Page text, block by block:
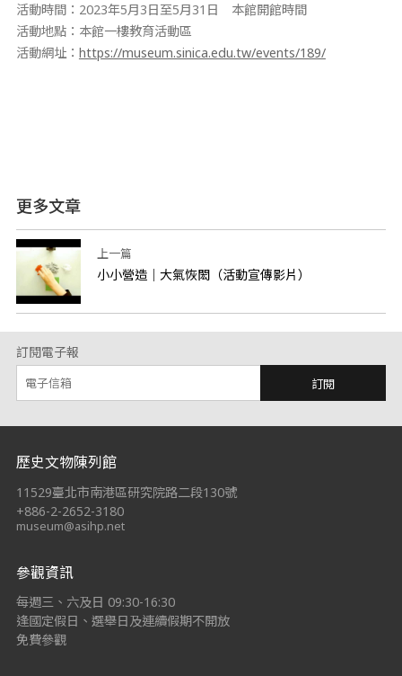
活動時間：2023年5月3日至5月31日 本館開館時間
活動地點：本館一樓教育活動區
活動網址： https://museum.sinica.edu.tw/events/189/
更多文章
上一篇
小小營造｜大氣恢閎（活動宣傳影片）
訂閱電子報
訂閱
:::
歷史文物陳列館
11529臺北市南港區研究院路二段130號
+886-2-2652-3180
museum@asihp.net
參觀資訊
每週三、六及日 09:30-16:30
逢國定假日、選舉日及連續假期不開放
免費參觀